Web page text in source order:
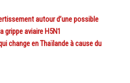
autour d’une possible
grippe aviaire H5N1
change en Thaïlande à cause du